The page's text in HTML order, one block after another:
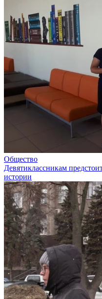
Общество
Девятиклассникам
истории